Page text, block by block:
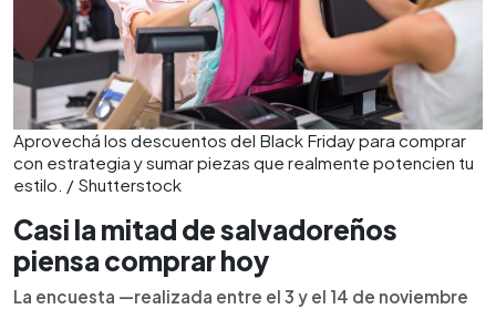
Aprovechá los descuentos del Black Friday para comprar
con estrategia y sumar piezas que realmente potencien tu
estilo. / Shutterstock
Casi la mitad de salvadoreños
piensa comprar hoy
La encuesta —realizada entre el 3 y el 14 de noviembre